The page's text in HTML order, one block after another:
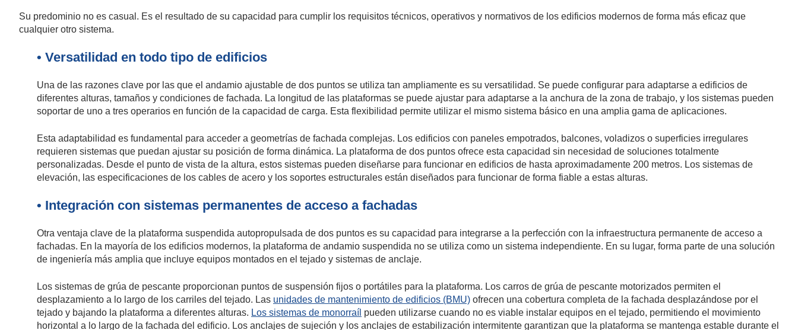
Su predominio no es casual. Es el resultado de su capacidad para cumplir los requisitos técnicos, operativos y normativos de los edificios modernos de forma más eficaz que
cualquier otro sistema.
• Versatilidad en todo tipo de edificios
Una de las razones clave por las que el andamio ajustable de dos puntos se utiliza tan ampliamente es su versatilidad. Se puede configurar para adaptarse a edificios de
diferentes alturas, tamaños y condiciones de fachada. La longitud de las plataformas se puede ajustar para adaptarse a la anchura de la zona de trabajo, y los sistemas pueden
soportar de uno a tres operarios en función de la capacidad de carga. Esta flexibilidad permite utilizar el mismo sistema básico en una amplia gama de aplicaciones.
Esta adaptabilidad es fundamental para acceder a geometrías de fachada complejas. Los edificios con paneles empotrados, balcones, voladizos o superficies irregulares
requieren sistemas que puedan ajustar su posición de forma dinámica. La plataforma de dos puntos ofrece esta capacidad sin necesidad de soluciones totalmente
personalizadas. Desde el punto de vista de la altura, estos sistemas pueden diseñarse para funcionar en edificios de hasta aproximadamente 200 metros. Los sistemas de
elevación, las especificaciones de los cables de acero y los soportes estructurales están diseñados para funcionar de forma fiable a estas alturas.
• Integración con sistemas permanentes de acceso a fachadas
Otra ventaja clave de la plataforma suspendida autopropulsada de dos puntos es su capacidad para integrarse a la perfección con la infraestructura permanente de acceso a
fachadas. En la mayoría de los edificios modernos, la plataforma de andamio suspendida no se utiliza como un sistema independiente. En su lugar, forma parte de una solución
de ingeniería más amplia que incluye equipos montados en el tejado y sistemas de anclaje.
Los sistemas de grúa de pescante proporcionan puntos de suspensión fijos o portátiles para la plataforma. Los carros de grúa de pescante motorizados permiten el
desplazamiento a lo largo de los carriles del tejado. Las unidades de mantenimiento de edificios (BMU) ofrecen una cobertura completa de la fachada desplazándose por el
tejado y bajando la plataforma a diferentes alturas. Los sistemas de monorraíl pueden utilizarse cuando no es viable instalar equipos en el tejado, permitiendo el movimiento
horizontal a lo largo de la fachada del edificio. Los anclajes de sujeción y los anclajes de estabilización intermitente garantizan que la plataforma se mantenga estable durante el